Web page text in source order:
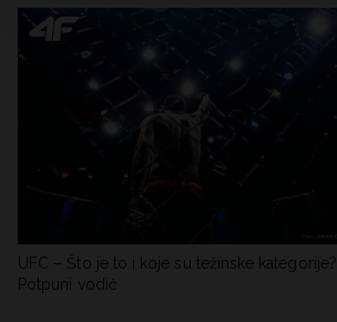
UFC – Što je to i koje su težinske kategorije?
Potpuni vodič